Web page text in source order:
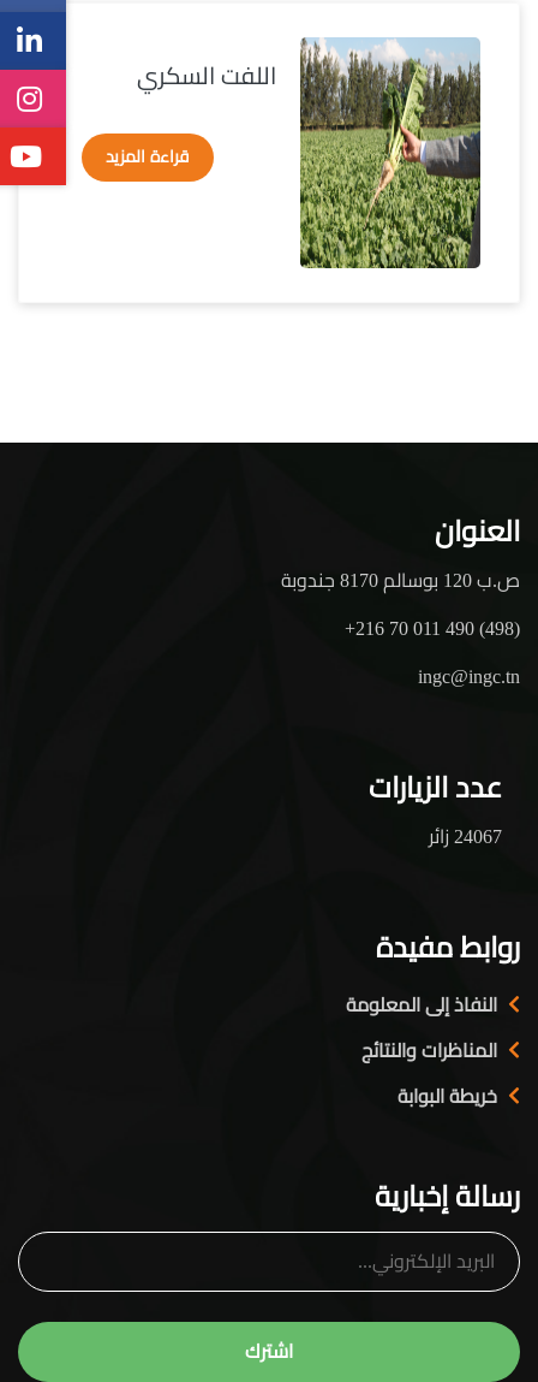
اللفت السكري
قراءة المزيد
العنوان
ص.ب 120 بوسالم 8170 جندوبة
+216 70 011 490 (498)
ingc@ingc.tn
عدد الزيارات
24067 زائر
روابط مفيدة
النفاذ إلى المعلومة
المناظرات والنتائج
خريطة البوابة
رسالة إخبارية